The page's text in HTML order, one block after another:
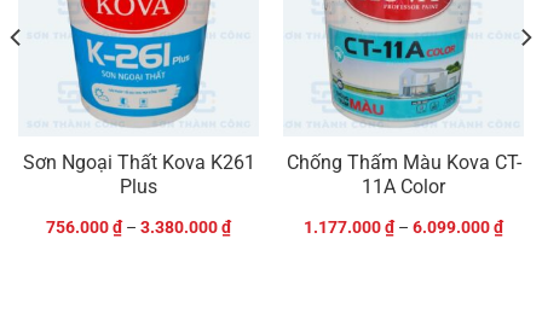
Sơn Ngoại Thất Kova K261
Plus
756.000₫– 3.380.000₫
Chống Thấm Màu Kova CT-
11A Color
1.177.000₫– 6.099.000₫